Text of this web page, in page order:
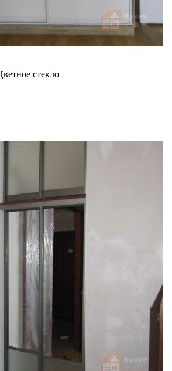
стекло